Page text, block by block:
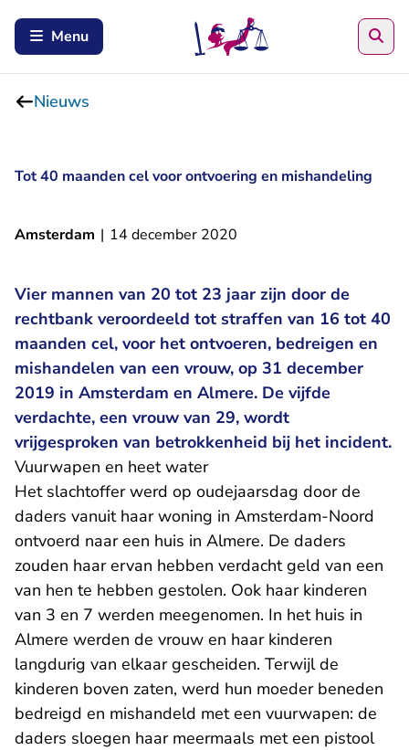
Menu
Nieuws
Tot 40 maanden cel voor ontvoering en mishandeling
Amsterdam | 14 december 2020
Vier mannen van 20 tot 23 jaar zijn door de
rechtbank veroordeeld tot straffen van 16 tot 40
maanden cel, voor het ontvoeren, bedreigen en
mishandelen van een vrouw, op 31 december
2019 in Amsterdam en Almere. De vijfde
verdachte, een vrouw van 29, wordt
vrijgesproken van betrokkenheid bij het incident.
​Vuurwapen en heet water
Het slachtoffer werd op oudejaarsdag door de
daders vanuit haar woning in Amsterdam-Noord
ontvoerd naar een huis in Almere. De daders
zouden haar ervan hebben verdacht geld van een
van hen te hebben gestolen. Ook haar kinderen
van 3 en 7 werden meegenomen. In het huis in
Almere werden de vrouw en haar kinderen
langdurig van elkaar gescheiden. Terwijl de
kinderen boven zaten, werd hun moeder beneden
bedreigd en mishandeld met een vuurwapen: de
daders sloegen haar meermaals met een pistool